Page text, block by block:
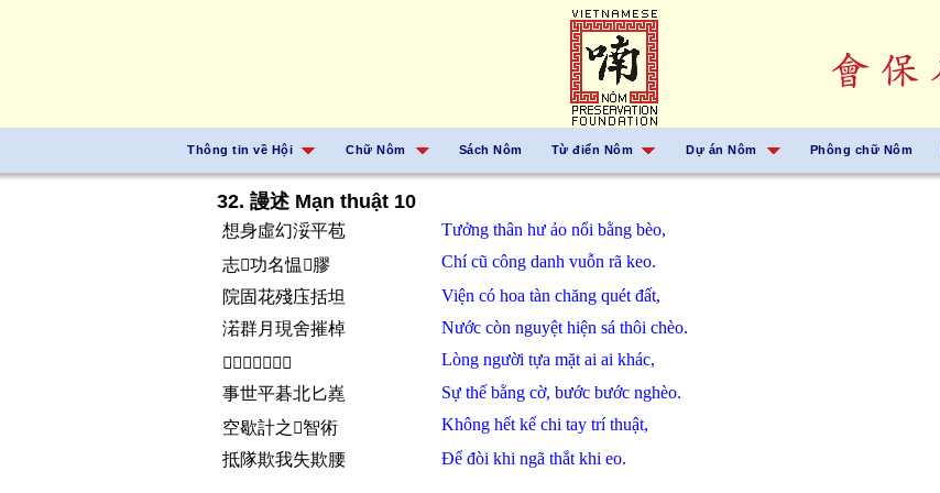
Thông tin về Hội Chữ Nôm Sách Nôm Từ điển Nôm Dự án Nôm Phông chữ Nôm
32. 謾述 Mạn thuật 10
想身虛幻浽平苞 Tưởng thân hư ảo nổi bằng bèo,
志𪧘功名愠𣳮膠
Chícũ công danh vuỗn rã keo.
院固花殘庒括坦
Viện có hoa tàn chăng quét đất,
渃群月現舍摧棹
Nước còn nguyệt hiện sá thôi chèo.
𢚸𠊚似𩈘埃匕恪
Lòng người tựa mặt ai ai khác,
事世平碁北匕嶤
Sự thế bằng cờ, bước bước nghèo.
空歇計之𪮏智術
Không hết kể chi tay trí thuật,
抵隊欺我失欺腰
Để đòi khi ngã thắt khi eo.